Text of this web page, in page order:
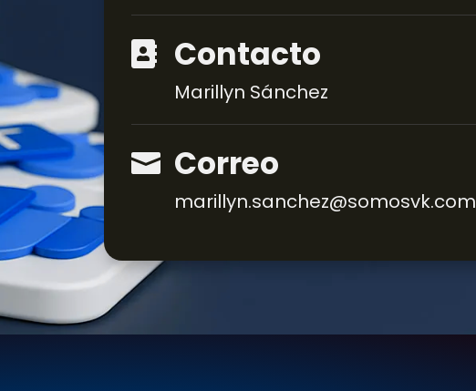
 Contacto
Marillyn Sánchez
 Correo
marillyn.sanchez@somosvk.com